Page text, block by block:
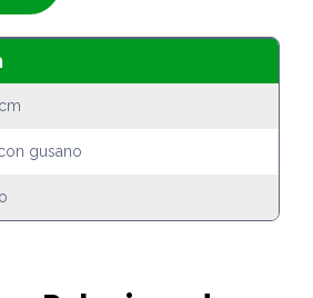
gusano